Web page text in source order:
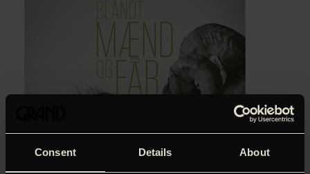
Consent Details About